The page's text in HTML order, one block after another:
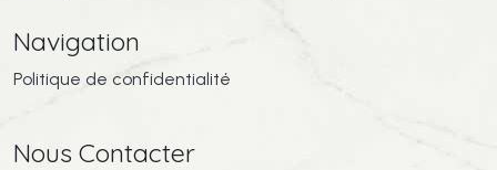
Navigation
Politique de confidentialité
Nous Contacter